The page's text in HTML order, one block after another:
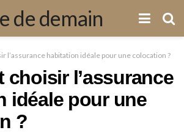
de demain
l’assurance habitation idéale pour une colocation ?
choisir l’assurance
idéale pour une
?